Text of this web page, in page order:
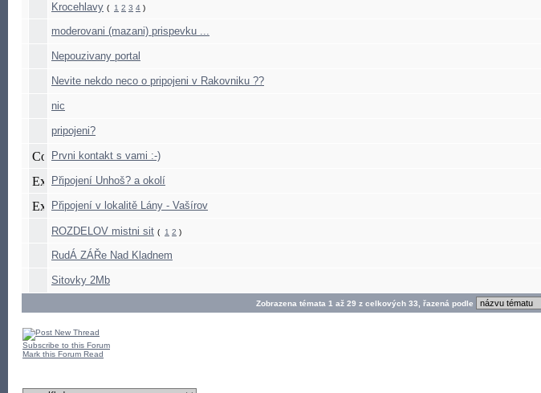
Krocehlavy ( 1 2 3 4 )
moderovani (mazani) prispevku ...
Nepouzivany portal
Nevite nekdo neco o pripojeni v Rakovniku ??
nic
pripojeni?
Prvni kontakt s vami :-)
Připojení Unhoš? a okolí
Připojení v lokalitě Lány - Vašírov
ROZDELOV mistni sit ( 1 2 )
RudÁ ZÁŘe Nad Kladnem
Sitovky 2Mb
Zobrazena témata 1 až 29 z celkových 33, řazená podle
Subscribe to this Forum
Mark this Forum Read